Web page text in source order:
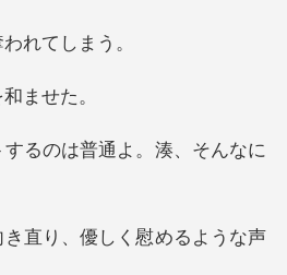
するのは普通よ。湊、
き直り、優しく慰